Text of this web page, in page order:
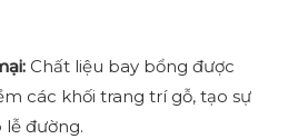
Chất liệu bay bổng được
các khối trang trí gỗ, tạo sự
đường.